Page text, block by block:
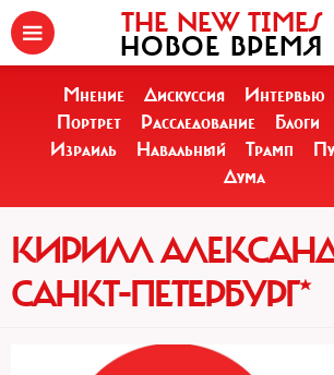
THE NEW TIMES
НОВОЕ ВРЕМЯ
Мнение Дискуссия Интервью
Портрет
Расследование Блоги
Израиль
Навальный Трамп
Дума
КИРИЛЛ
САНКТ-ПЕТЕРБУРГ*